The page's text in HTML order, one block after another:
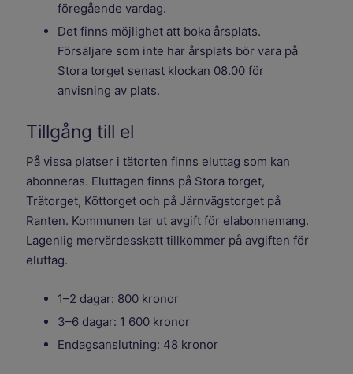
föregående vardag.
Det finns möjlighet att boka årsplats.
Försäljare som inte har årsplats bör vara på
Stora torget senast klockan 08.00 för
anvisning av plats.
Tillgång till el
På vissa platser i tätorten finns eluttag som kan
abonneras. Eluttagen finns på Stora torget,
Trätorget, Köttorget och på Järnvägstorget på
Ranten. Kommunen tar ut avgift för elabonnemang.
Lagenlig mervärdesskatt tillkommer på avgiften för
eluttag.
1–2 dagar: 800 kronor
3–6 dagar: 1 600 kronor
Endagsanslutning: 48 kronor